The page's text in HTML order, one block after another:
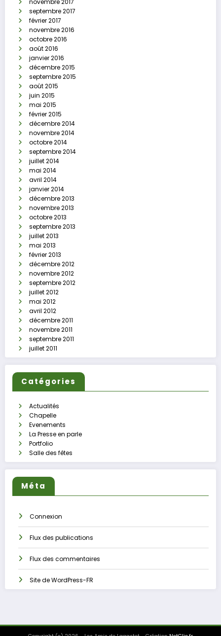
novembre 2017
septembre 2017
février 2017
novembre 2016
octobre 2016
août 2016
janvier 2016
décembre 2015
septembre 2015
août 2015
juin 2015
mai 2015
février 2015
décembre 2014
novembre 2014
octobre 2014
septembre 2014
juillet 2014
mai 2014
avril 2014
janvier 2014
décembre 2013
novembre 2013
octobre 2013
septembre 2013
juillet 2013
mai 2013
février 2013
décembre 2012
novembre 2012
septembre 2012
juillet 2012
mai 2012
avril 2012
décembre 2011
novembre 2011
septembre 2011
juillet 2011
Catégories
Actualités
Chapelle
Evenements
La Presse en parle
Portfolio
Salle des fêtes
Méta
Connexion
Flux des publications
Flux des commentaires
Site de WordPress-FR